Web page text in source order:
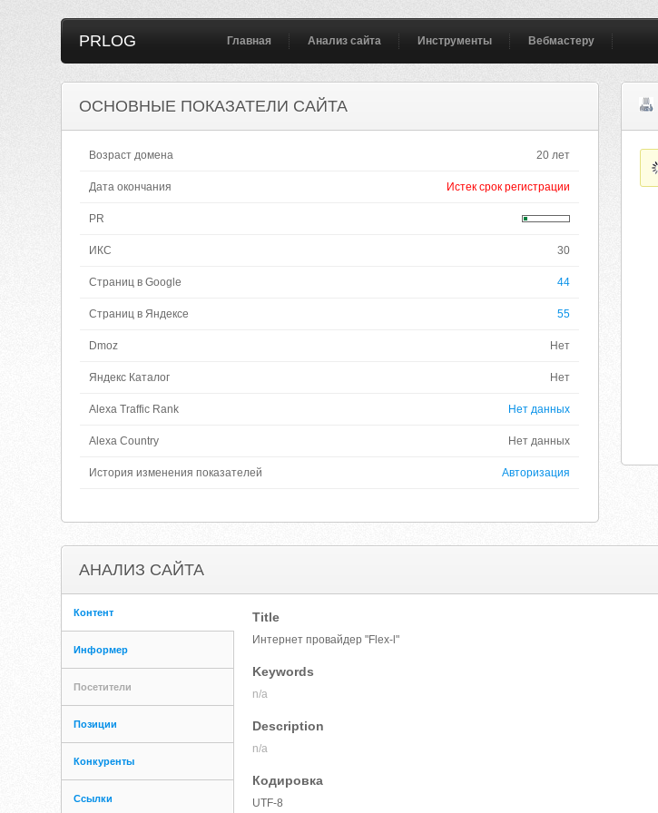
PRLOG Главная Анализ сайта Инструменты Вебмастеру
ОСНОВНЫЕ ПОКАЗАТЕЛИ САЙТА
Возраст домена 20 лет
Дата окончания Истек срок регистрации
PR
ИКС 30
Страниц в Google 44
Страниц в Яндексе 55
Dmoz Нет
Яндекс Каталог Нет
Alexa Traffic Rank Нет данных
Alexa Country Нет данных
История изменения показателей Авторизация
АНАЛИЗ САЙТА
Контент
Информер
Посетители
Позиции
Конкуренты
Ссылки
Title
Интернет провайдер "Flex-l"
Keywords
n/a
Description
n/a
Кодировка
UTF-8